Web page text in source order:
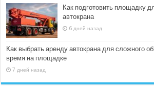
Как подготовить площадку
автокрана
6 дней назад
Как выбрать аренду автокрана для сложного
время на площадке
7 дней назад